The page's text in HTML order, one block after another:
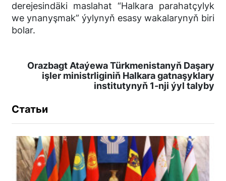
derejesindäki maslahat “Halkara parahatçylyk
we ynanyşmak” ýylynyň esasy wakalarynyň biri
bolar.
Orazbagt Ataýewa Türkmenistanyň Daşary
işler ministrliginiň Halkara gatnaşyklary
institutynyň 1-nji ýyl talyby
Статьи